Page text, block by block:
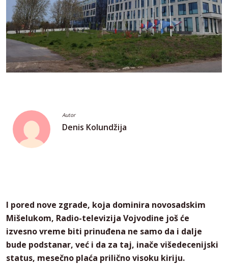
Autor
Denis Kolundžija
I pored nove zgrade, koja dominira novosadskim
Mišelukom, Radio-televizija Vojvodine još će
izvesno vreme biti prinuđena ne samo da i dalje
bude podstanar, već i da za taj, inače višedecenijski
status, mesečno plaća prilično visoku kiriju.